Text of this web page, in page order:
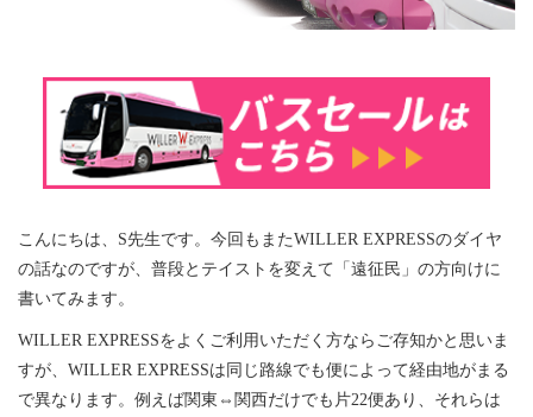
こんにちは、S先生です。今回もまたWILLER EXPRESSのダイヤ
の話なのですが、普段とテイストを変えて「遠征民」の方向けに
書いてみます。
WILLER EXPRESSをよくご利用いただく方ならご存知かと思いま
すが、WILLER EXPRESSは同じ路線でも便によって経由地がまる
で異なります。例えば関東⇔関西だけでも片22便あり、それらは